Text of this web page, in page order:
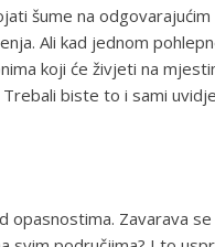
šume na
Ali kad jednom
koji će živjeti na
biste to i sami
opasnostima. Zavarava